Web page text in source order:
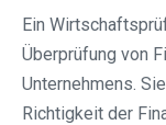
Ein
Überprüfung von
Unternehmens.
Richtigkeit der